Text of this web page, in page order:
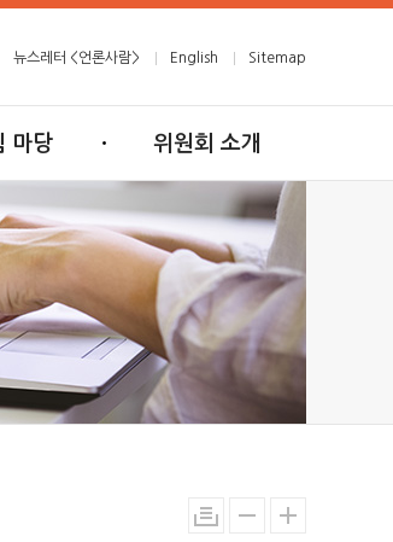
뉴스레터 <언론사람> English Sitemap
마당 위원회 소개